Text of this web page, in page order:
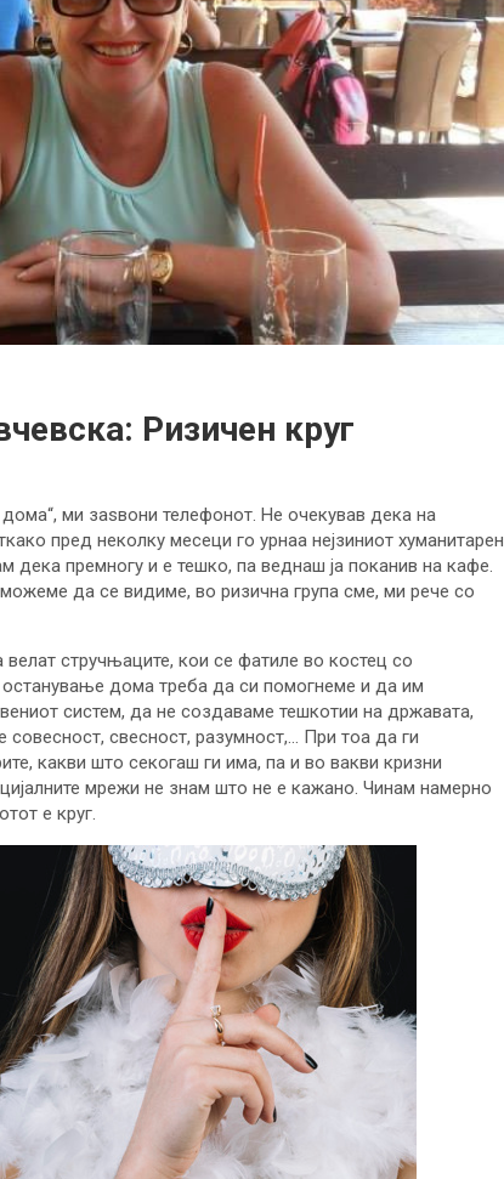
Ризичен круг
ми заѕвони телефонот. Не очекував дека на
пред неколку месеци го урнаа нејзиниот хуманитарен
дека премногу и е тешко, па веднаш ја поканив на кафе.
да се видиме, во ризична група сме, ми рече со
велат стручњаците, кои се фатиле во костец со
останување дома треба да си помогнеме и да им
систем, да не создаваме тешкотии на државата,
свесност, разумност,… При тоа да ги
какви што секогаш ги има, па и во вакви кризни
мрежи не знам што не е кажано. Чинам намерно
е круг.